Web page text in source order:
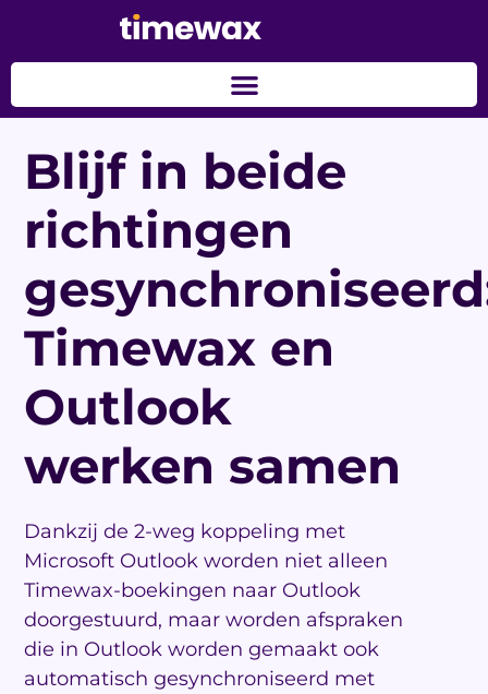
Blijf in beide
richtingen
Timewax en
Outlook
werken samen
Dankzij de 2-weg koppeling met
Microsoft Outlook worden niet alleen
Timewax-boekingen naar Outlook
doorgestuurd, maar worden afspraken
die in Outlook worden gemaakt ook
automatisch gesynchroniseerd met